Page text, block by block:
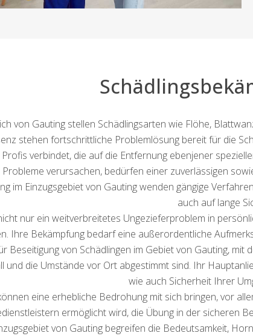
von Gauting stellen Schädlingsarten wie Flöhe,
stehen fortschrittliche Problemlösung bereit für die
verbindet, die auf die Entfernung ebenjener
Probleme verursachen, bedürfen einer zuverlässigen
im Einzugsgebiet von Gauting wenden gängige
auch auf lange
nur ein weitverbreitetes Ungezieferproblem in
Ihre Bekämpfung bedarf eine außerordentliche
Beseitigung von Schädlingen im Gebiet von Gauting,
und die Umstände vor Ort abgestimmt sind. Ihr
wie auch Sicherheit Ihrer
eine erhebliche Bedrohung mit sich bringen, vor
ermöglicht wird, die Übung in der sicheren
von Gauting begreifen die Bedeutsamkeit,